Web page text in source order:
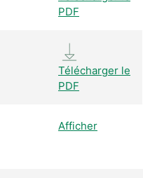
PDF
Télécharger le
PDF
Afficher